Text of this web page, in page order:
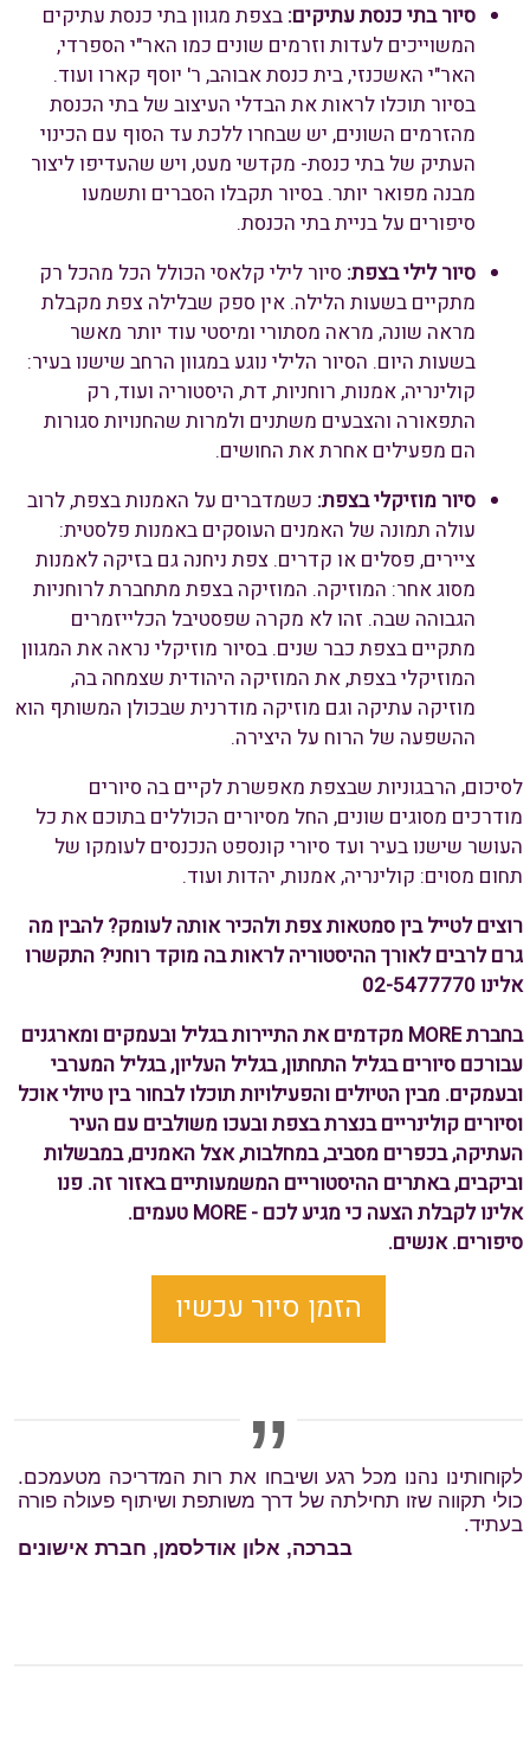
סיור בתי כנסת עתיקים: בצפת מגוון בתי כנסת עתיקים
המשוייכים לעדות וזרמים שונים כמו האר"י הספרדי,
האר"י האשכנזי, בית כנסת אבוהב, ר' יוסף קארו ועוד.
בסיור תוכלו לראות את הבדלי העיצוב של בתי הכנסת
מהזרמים השונים, יש שבחרו ללכת עד הסוף עם הכינוי
העתיק של בתי כנסת- מקדשי מעט, ויש שהעדיפו ליצור
מבנה מפואר יותר. בסיור תקבלו הסברים ותשמעו
סיפורים על בניית בתי הכנסת.
סיור לילי בצפת: סיור לילי קלאסי הכולל הכל מהכל רק
מתקיים בשעות הלילה. אין ספק שבלילה צפת מקבלת
מראה שונה, מראה מסתורי ומיסטי עוד יותר מאשר
בשעות היום. הסיור הלילי נוגע במגוון הרחב שישנו בעיר:
קולינריה, אמנות, רוחניות, דת, היסטוריה ועוד, רק
התפאורה והצבעים משתנים ולמרות שהחנויות סגורות
הם מפעילים אחרת את החושים.
סיור מוזיקלי בצפת: כשמדברים על האמנות בצפת, לרוב
עולה תמונה של האמנים העוסקים באמנות פלסטית:
ציירים, פסלים או קדרים. צפת ניחנה גם בזיקה לאמנות
מסוג אחר: המוזיקה. המוזיקה בצפת מתחברת לרוחניות
הגבוהה שבה. זהו לא מקרה שפסטיבל הכלייזמרים
מתקיים בצפת כבר שנים. בסיור מוזיקלי נראה את המגוון
המוזיקלי בצפת, את המוזיקה היהודית שצמחה בה,
מוזיקה עתיקה וגם מוזיקה מודרנית שבכולן המשותף הוא
ההשפעה של הרוח על היצירה.
לסיכום, הרבגוניות שבצפת מאפשרת לקיים בה סיורים
מודרכים מסוגים שונים, החל מסיורים הכוללים בתוכם את כל
העושר שישנו בעיר ועד סיורי קונספט הנכנסים לעומקו של
תחום מסוים: קולינריה, אמנות, יהדות ועוד.
רוצים לטייל בין סמטאות צפת ולהכיר אותה לעומק? להבין מה
גרם לרבים לאורך ההיסטוריה לראות בה מוקד רוחני? התקשרו
אלינו 02-5477770
בחברת MORE מקדמים את התיירות בגליל ובעמקים ומארגנים
עבורכם סיורים בגליל התחתון, בגליל העליון, בגליל המערבי
ובעמקים. מבין הטיולים והפעילויות תוכלו לבחור בין טיולי אוכל
וסיורים קולינריים בנצרת בצפת ובעכו משולבים עם העיר
העתיקה, בכפרים מסביב, במחלבות, אצל האמנים, במבשלות
וביקבים, באתרים ההיסטוריים המשמעותיים באזור זה. פנו
אלינו לקבלת הצעה כי מגיע לכם - MORE טעמים.
סיפורים. אנשים.
הזמן סיור עכשיו